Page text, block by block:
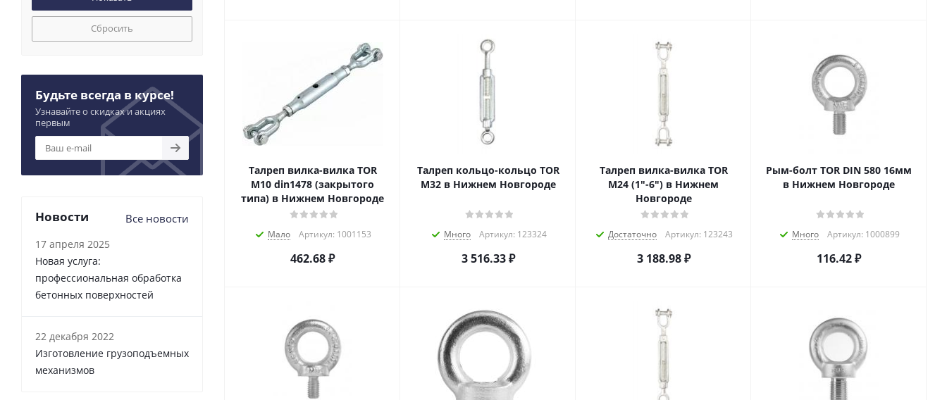
Талреп вилка-вилка TOR
М10 din1478 (закрытого
типа) в Нижнем Новгороде
Мало Артикул: 1001153
462.68₽
Талреп кольцо-кольцо TOR
М32 в Нижнем Новгороде
Много Артикул: 123324
3 516.33₽
Талреп вилка-вилка TOR
М24 (1"-6") в Нижнем
Новгороде
Достаточно Артикул: 123243
3 188.98₽
Рым-болт TOR DIN 580 16мм
в Нижнем Новгороде
Много Артикул: 1000899
116.42₽
Сбросить
Будьте всегда в курсе!
Узнавайте о скидках и акциях
первым
Новости Все новости
17 апреля 2025
Новая услуга:
профессиональная обработка
бетонных поверхностей
22 декабря 2022
Изготовление грузоподъемных
механизмов